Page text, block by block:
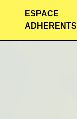
ESPACE
ADHERENTS